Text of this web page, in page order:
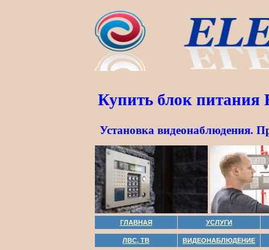
Купить блок питания
Установка видеонаблюдения.
ГЛАВНАЯ УСЛУГИ
ЛВС, ТВ ВИДЕОНАБЛЮДЕНИЕ